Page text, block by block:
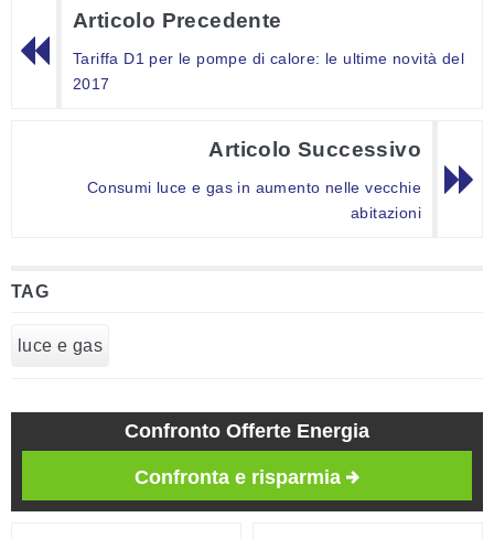
Articolo Precedente
Tariffa D1 per le pompe di calore: le ultime novità del
2017
Articolo Successivo
Consumi luce e gas in aumento nelle vecchie
abitazioni
TAG
luce e gas
Confronto Offerte Energia
Confronta e risparmia